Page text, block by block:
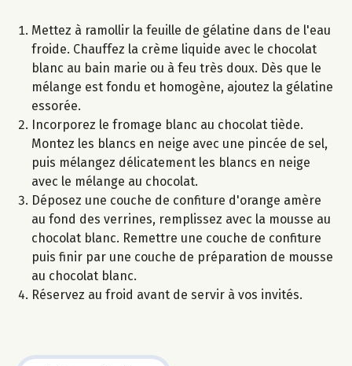
Mettez à ramollir la feuille de gélatine dans de l'eau
froide. Chauffez la crème liquide avec le chocolat
blanc au bain marie ou à feu très doux. Dès que le
mélange est fondu et homogène, ajoutez la gélatine
essorée.
Incorporez le fromage blanc au chocolat tiède.
Montez les blancs en neige avec une pincée de sel,
puis mélangez délicatement les blancs en neige
avec le mélange au chocolat.
Déposez une couche de confiture d'orange amère
au fond des verrines, remplissez avec la mousse au
chocolat blanc. Remettre une couche de confiture
puis finir par une couche de préparation de mousse
au chocolat blanc.
Réservez au froid avant de servir à vos invités.